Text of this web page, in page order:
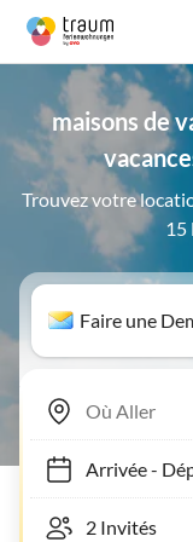
maisons de
Trouvez votre
15
Faire une
Arrivée-